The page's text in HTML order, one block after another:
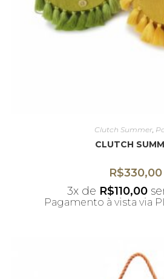
Clutch Summer,
CLUTCH
R$330,00
3x de R$110,00
Pagamento à vista via